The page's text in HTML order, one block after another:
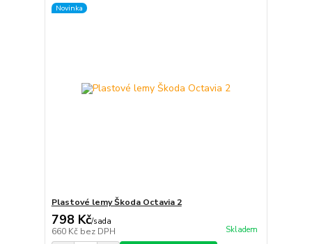
Novinka
Plastové lemy Škoda Octavia 2
798 Kč/sada
660 Kč bez DPH Skladem